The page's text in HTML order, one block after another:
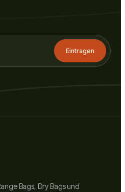
Eintragen
Bags, Dry Bags und